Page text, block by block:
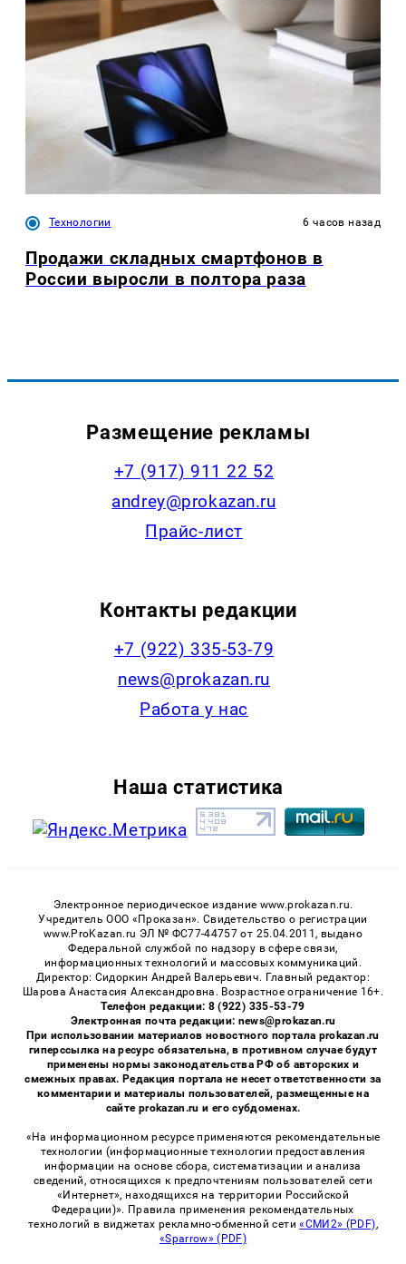
Технологии 6 часов назад
Продажи складных смартфонов в
России выросли в полтора раза
Размещение рекламы
+7 (917) 911 22 52
andrey@prokazan.ru
Прайс-лист
Контакты редакции
+7 (922) 335-53-79
news@prokazan.ru
Работа у нас
Наша статистика
Электронное периодическое издание www.prokazan.ru.
Учредитель ООО «Проказан». Cвидетельство о регистрации
www.ProKazan.ru ЭЛ № ФС77-44757 от 25.04.2011, выдано
Федеральной службой по надзору в сфере связи,
информационных технологий и массовых коммуникаций.
Директор: Сидоркин Андрей Валерьевич. Главный редактор:
Шарова Анастасия Александровна. Возрастное ограничение 16+.
Телефон редакции: 8 (922) 335-53-79
Электронная почта редакции: news@prokazan.ru
При использовании материалов новостного портала prokazan.ru
гиперссылка на ресурс обязательна, в противном случае будут
применены нормы законодательства РФ об авторских и
смежных правах. Редакция портала не несет ответственности за
комментарии и материалы пользователей, размещенные на
сайте prokazan.ru и его субдоменах.
«На информационном ресурсе применяются рекомендательные
технологии (информационные технологии предоставления
информации на основе сбора, систематизации и анализа
сведений, относящихся к предпочтениям пользователей сети
«Интернет», находящихся на территории Российской
Федерации)». Правила применения рекомендательных
технологий в виджетах рекламно-обменной сети«СМИ2» (PDF),
«Sparrow» (PDF)